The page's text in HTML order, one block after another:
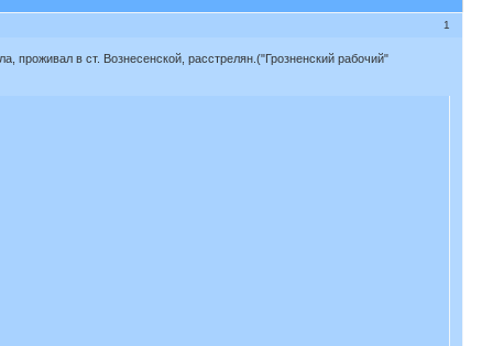
1
проживал в ст. Вознесенской, расстрелян.("Грозненский рабочий"